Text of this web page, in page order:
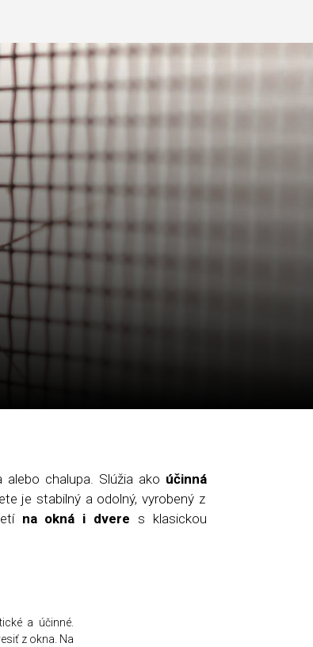
chalupa. Slúžia ako účinná
je stabilný a odolný, vyrobený z
na okná i dvere s klasickou
a účinné.
z okna. Na